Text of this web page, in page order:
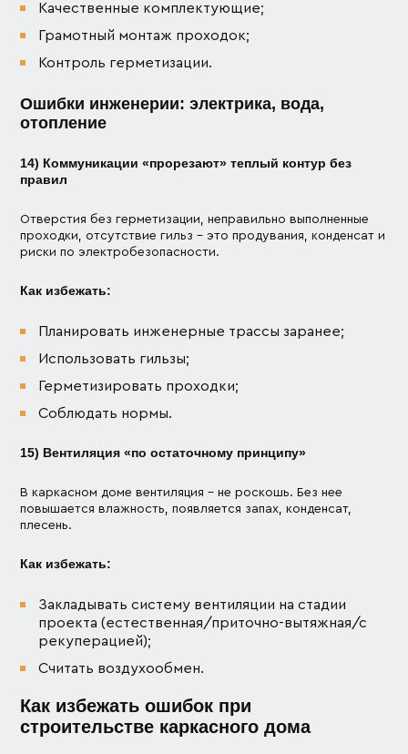
Качественные комплектующие;
Грамотный монтаж проходок;
Контроль герметизации.
Ошибки инженерии: электрика, вода,
отопление
14) Коммуникации «прорезают» теплый контур без
правил
Отверстия без герметизации, неправильно выполненные
проходки, отсутствие гильз – это продувания, конденсат и
риски по электробезопасности.
Как избежать:
Планировать инженерные трассы заранее;
Использовать гильзы;
Герметизировать проходки;
Соблюдать нормы.
15) Вентиляция «по остаточному принципу»
В каркасном доме вентиляция – не роскошь. Без нее
повышается влажность, появляется запах, конденсат,
плесень.
Как избежать:
Закладывать систему вентиляции на стадии
проекта (естественная/приточно-вытяжная/с
рекуперацией);
Считать воздухообмен.
Как избежать ошибок при
строительстве каркасного дома